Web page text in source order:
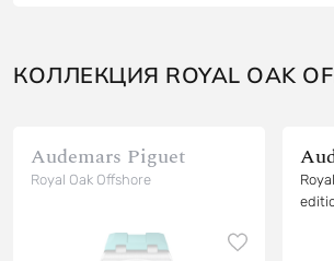
КОЛЛЕКЦИЯ ROYAL OAK
Audemars Piguet
Royal Oak Offshore